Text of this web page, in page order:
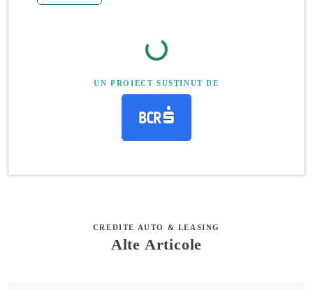
UN PROIECT SUSȚINUT DE
CREDITE AUTO & LEASING
Alte Articole